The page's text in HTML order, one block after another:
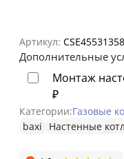
Артикул: CSE45531358
Дополнительные
Монтаж
₽
Категории:Газовые
baxi
Настенные